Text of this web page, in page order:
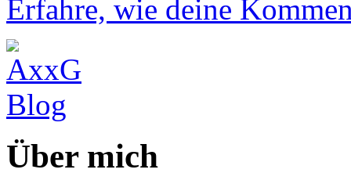
Erfahre, wie deine
Über mich